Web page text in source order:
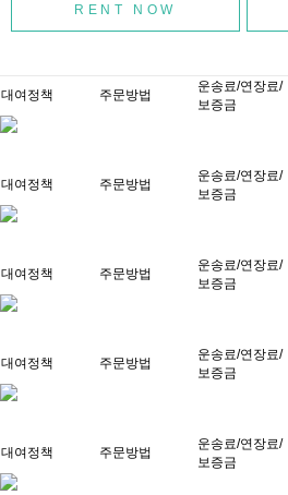
대여정책 주문방법
운송료/연장료/
보증금
대여정책 주문방법
운송료/연장료/
보증금
대여정책 주문방법
운송료/연장료/
보증금
대여정책 주문방법
운송료/연장료/
보증금
대여정책 주문방법
운송료/연장료/
보증금